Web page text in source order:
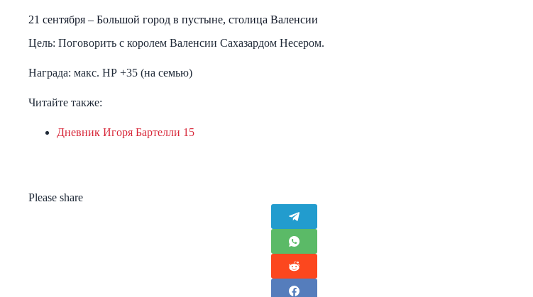
21 сентября – Большой город в пустыне, столица Валенсии
Цель: Поговорить с королем Валенсии Сахазардом Несером.
Награда: макс. НР +35 (на семью)
Читайте также:
Дневник Игоря Бартелли 15
Please share